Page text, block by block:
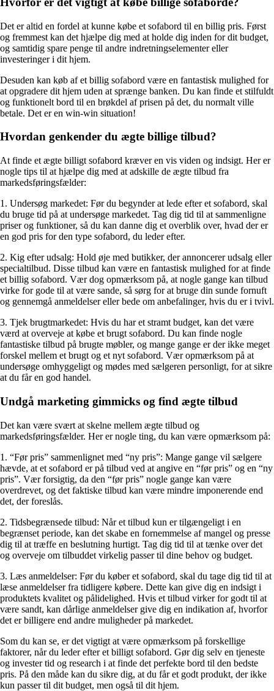
Det er altid en fordel at kunne købe et sofabord til en billig pris. Først
og fremmest kan det hjælpe dig med at holde dig inden for dit budget,
og samtidig spare penge til andre indretningselementer eller
investeringer i dit hjem.
Desuden kan køb af et billig sofabord være en fantastisk mulighed for
at opgradere dit hjem uden at sprænge banken. Du kan finde et stilfuldt
og funktionelt bord til en brøkdel af prisen på det, du normalt ville
betale. Det er en win-win situation!
Hvordan genkender du ægte billige tilbud?
At finde et ægte billigt sofabord kræver en vis viden og indsigt. Her er
nogle tips til at hjælpe dig med at adskille de ægte tilbud fra
markedsføringsfælder:
1. Undersøg markedet: Før du begynder at lede efter et sofabord, skal
du bruge tid på at undersøge markedet. Tag dig tid til at sammenligne
priser og funktioner, så du kan danne dig et overblik over, hvad der er
en god pris for den type sofabord, du leder efter.
2. Kig efter udsalg: Hold øje med butikker, der annoncerer udsalg eller
specialtilbud. Disse tilbud kan være en fantastisk mulighed for at finde
et billig sofabord. Vær dog opmærksom på, at nogle gange kan tilbud
virke for gode til at være sande, så sørg for at bruge din sunde fornuft
og gennemgå anmeldelser eller bede om anbefalinger, hvis du er i tvivl.
3. Tjek brugtmarkedet: Hvis du har et stramt budget, kan det være
værd at overveje at købe et brugt sofabord. Du kan finde nogle
fantastiske tilbud på brugte møbler, og mange gange er der ikke meget
forskel mellem et brugt og et nyt sofabord. Vær opmærksom på at
undersøge omhyggeligt og mødes med sælgeren personligt, for at sikre
at du får en god handel.
Undgå marketing gimmicks og find ægte tilbud
Det kan være svært at skelne mellem ægte tilbud og
markedsføringsfælder. Her er nogle ting, du kan være opmærksom på:
1. “Før pris” sammenlignet med “ny pris”: Mange gange vil sælgere
hævde, at et sofabord er på tilbud ved at angive en “før pris” og en “ny
pris”. Vær forsigtig, da den “før pris” nogle gange kan være
overdrevet, og det faktiske tilbud kan være mindre imponerende end
det, der foreslås.
2. Tidsbegrænsede tilbud: Når et tilbud kun er tilgængeligt i en
begrænset periode, kan det skabe en fornemmelse af mangel og presse
dig til at træffe en beslutning hurtigt. Tag dig tid til at tænke over det
og overveje om tilbuddet virkelig passer til dine behov og budget.
3. Læs anmeldelser: Før du køber et sofabord, skal du tage dig tid til at
læse anmeldelser fra tidligere købere. Dette kan give dig en indsigt i
produktets kvalitet og pålidelighed. Hvis et tilbud virker for godt til at
være sandt, kan dårlige anmeldelser give dig en indikation af, hvorfor
det er billigere end andre muligheder på markedet.
Som du kan se, er det vigtigt at være opmærksom på forskellige
faktorer, når du leder efter et billigt sofabord. Gør dig selv en tjeneste
og invester tid og research i at finde det perfekte bord til den bedste
pris. På den måde kan du sikre dig, at du får et godt produkt, der ikke
kun passer til dit budget, men også til dit hjem.